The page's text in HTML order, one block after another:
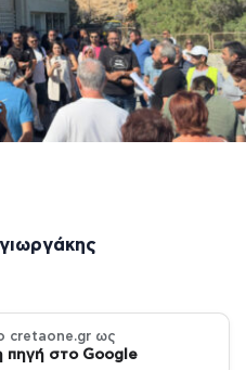
cretaone.gr ως
πηγή στο Google